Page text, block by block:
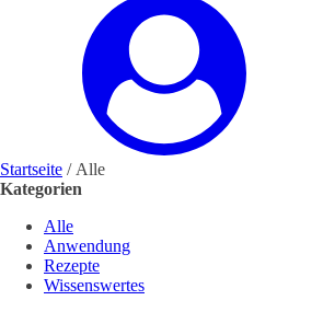
Startseite / Alle
Kategorien
Alle
Anwendung
Rezepte
Wissenswertes